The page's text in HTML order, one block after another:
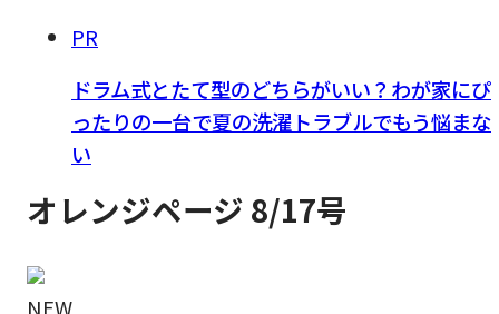
PR
ドラム式とたて型のどちらがいい？わが家にぴ
ったりの一台で夏の洗濯トラブルでもう悩まな
い
オレンジページ 8/17号
NEW